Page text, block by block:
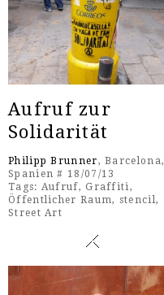
Aufruf zur
Solidarität
Philipp Brunner, Barcelona,
Spanien # 18/07/13
Tags: Aufruf,Graffiti ,
Öffentlicher Raum, stencil ,
Street Art